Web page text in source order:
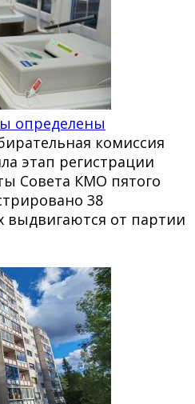
определены
комиссия
этап регистрации
Совета КМО пятого
38
выдвигаются от партии